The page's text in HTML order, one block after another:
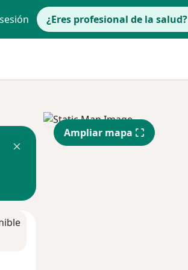
¿Eres profesional de la salud?
Ampliar mapa